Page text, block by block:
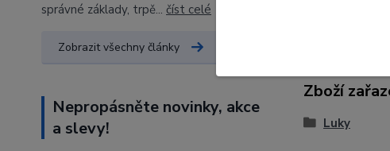
správné základy, trpě... číst celé
Zobrazit všechny články
Nepropásněte novinky, akce
a slevy!
Zboží
Luky